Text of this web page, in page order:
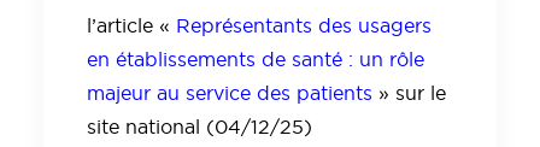
l’article « Représentants des usagers
en établissements de santé : un rôle
majeur au service des patients » sur le
site national (04/12/25)